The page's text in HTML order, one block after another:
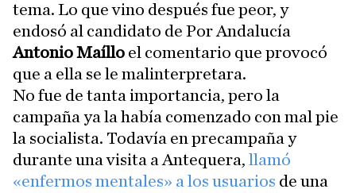
tema. Lo que vino después fue peor, y
endosó al candidato de Por Andalucía
Antonio Maíllo el comentario que provocó
que a ella se le malinterpretara.
No fue de tanta importancia, pero la
campaña ya la había comenzado con mal pie
la socialista. Todavía en precampaña y
durante una visita a Antequera, llamó
«enfermos mentales» a los usuarios de una